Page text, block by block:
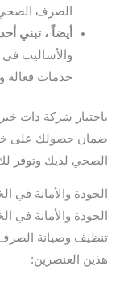
الصرف
أيضاً ، تبني
والأساليب
خدمات فعالة
باختيار شركة ذات
ضمان حصولك على
الصحي لديك وتوفر
الجودة والأمانة
الجودة والأمانة
تنظيف وصيانة
هذين العنصرين: